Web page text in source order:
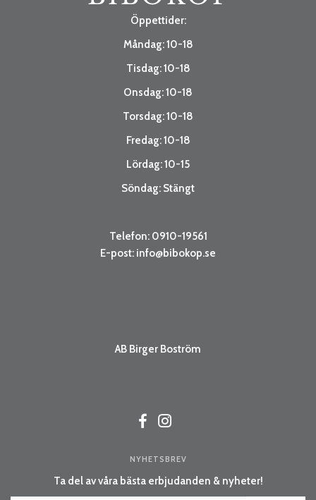
Öppettider:
Måndag: 10-18
Tisdag: 10-18
Onsdag: 10-18
Torsdag: 10-18
Fredag: 10-18
Lördag: 10-15
Söndag: Stängt
Telefon: 0910-19561
E-post: info@bibokop.se
AB Birger Boström
NYHETSBREV
Ta del av våra bästa erbjudanden & nyheter!